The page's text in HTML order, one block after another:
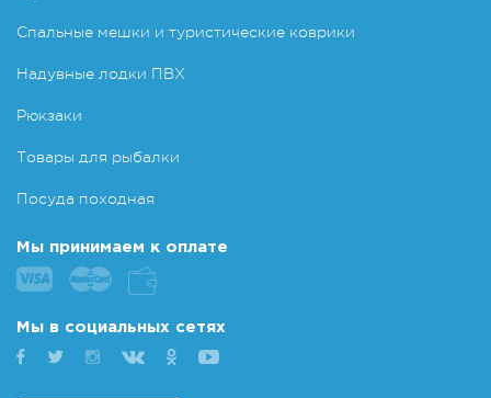
Спальные мешки и туристические коврики
Надувные лодки ПВХ
Рюкзаки
Товары для рыбалки
Посуда походная
Мы принимаем к оплате
Мы в социальных сетях